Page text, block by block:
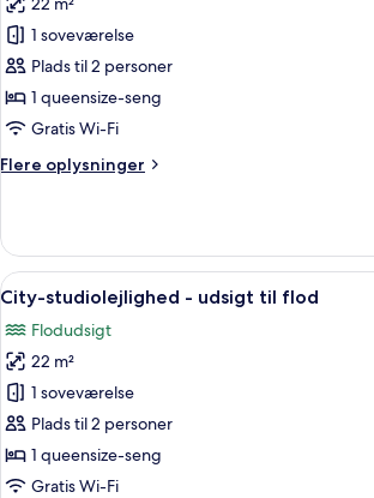
billeder
af
City-
studiolejlighed
1 soveværelse
Plads til 2 personer
1 queensize-seng
Gratis Wi-Fi
Flere oplysninger
Flere
studiolejlighed
Indlæs
alle
billeder
af
City-
studiolejlighed
-
udsigt
Et
10
City-studiolejlighed - udsigt til flod
Flodudsigt
22 m²
1 soveværelse
Plads til 2 personer
1 queensize-seng
Gratis Wi-Fi